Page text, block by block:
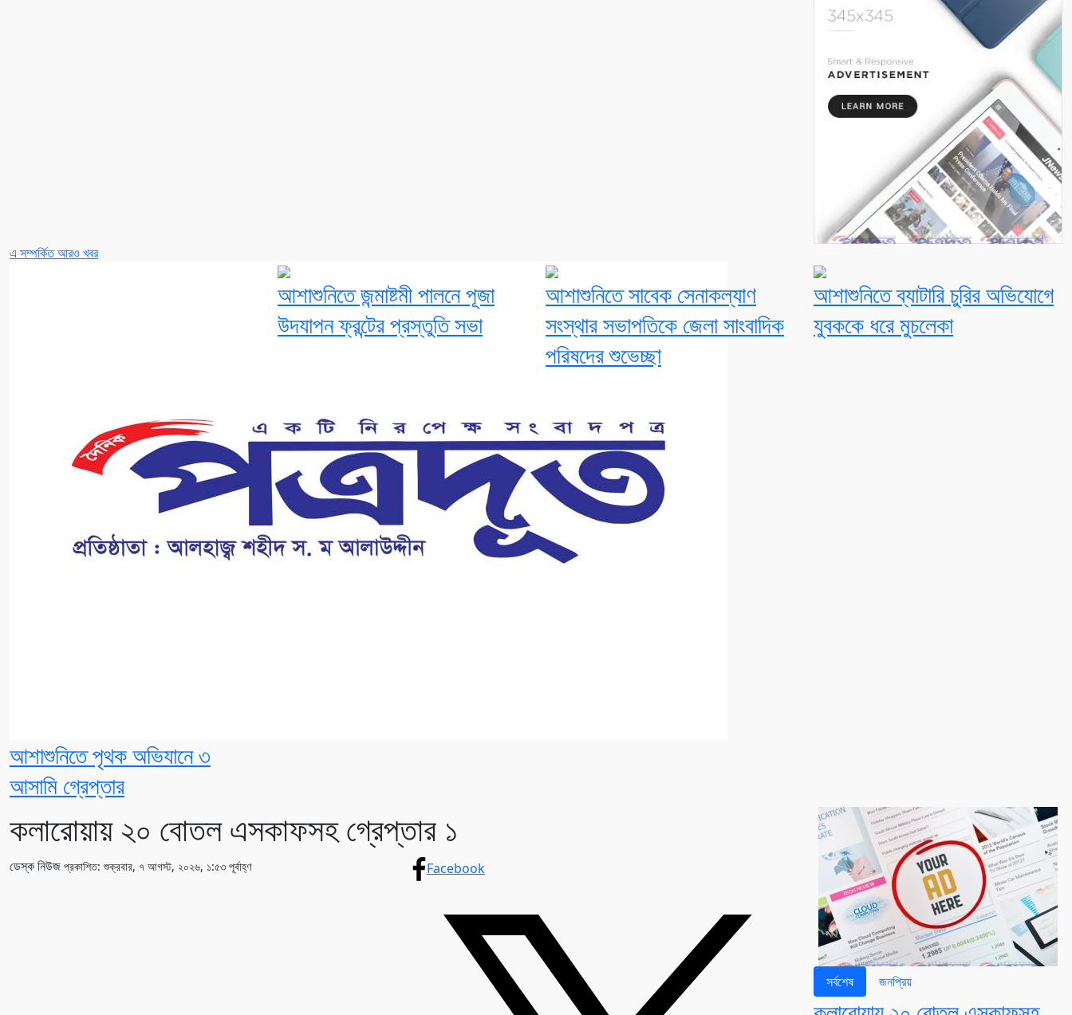
এ সম্পর্কিত আরও খবর
আশাশুনিতে পৃথক অভিযানে ৩
আসামি গ্রেপ্তার
আশাশুনিতে জন্মাষ্টমী পালনে পূজা
উদযাপন ফ্রন্টের প্রস্তুতি সভা
আশাশুনিতে সাবেক সেনাকল্যাণ
সংস্থার সভাপতিকে জেলা সাংবাদিক
পরিষদের শুভেচ্ছা
আশাশুনিতে ব্যাটারি চুরির অভিযোগে
যুবককে ধরে মুচলেকা
কলারোয়ায় ২০ বোতল এসকাফসহ গ্রেপ্তার ১
ডেস্ক নিউজ প্রকাশিত: শুক্রবার, ৭ আগস্ট, ২০২৬, ১:৫৩ পূর্বাহ্ণ Facebook
সর্বশেষ জনপ্রিয়